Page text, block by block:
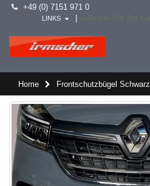
+49 (0) 7151 971 0
LINKS
Home Frontschutzbügel Schwarz